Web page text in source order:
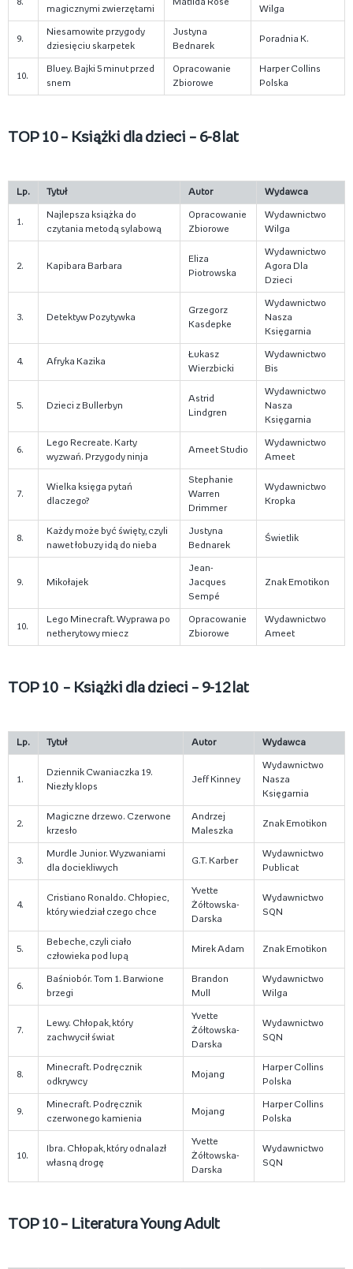
8.
magicznymi zwierzętami
Matilda Rose
Wilga
9.
Niesamowite przygody
dziesięciu skarpetek
Justyna
Bednarek
Poradnia K.
10.
Bluey. Bajki 5 minut przed
snem
Opracowanie
Zbiorowe
Harper Collins
Polska
TOP 10 – Książki dla dzieci – 6-8 lat
Lp. Tytuł Autor Wydawca
1.
Najlepsza książka do
czytania metodą sylabową
Opracowanie
Zbiorowe
Wydawnictwo
Wilga
2. Kapibara Barbara
Eliza
Piotrowska
Wydawnictwo
Agora Dla
Dzieci
3. Detektyw Pozytywka
Grzegorz
Kasdepke
Wydawnictwo
Nasza
Księgarnia
4. Afryka Kazika
Łukasz
Wierzbicki
Wydawnictwo
Bis
5. Dzieci z Bullerbyn
Astrid
Lindgren
Wydawnictwo
Nasza
Księgarnia
6.
Lego Recreate. Karty
wyzwań. Przygody ninja
Ameet Studio
Wydawnictwo
Ameet
7.
Wielka księga pytań
dlaczego?
Stephanie
Warren
Drimmer
Wydawnictwo
Kropka
8.
Każdy może być święty, czyli
nawet łobuzy idą do nieba
Justyna
Bednarek
Świetlik
9. Mikołajek
Jean-
Jacques
Sempé
Znak Emotikon
10.
Lego Minecraft. Wyprawa po
netherytowy miecz
Opracowanie
Zbiorowe
Wydawnictwo
Ameet
TOP 10 – Książki dla dzieci – 9-12 lat
Lp. Tytuł Autor Wydawca
1.
Dziennik Cwaniaczka 19.
Niezły klops
Jeff Kinney
Wydawnictwo
Nasza
Księgarnia
2.
Magiczne drzewo. Czerwone
krzesło
Andrzej
Maleszka
Znak Emotikon
3.
Murdle Junior. Wyzwaniami
dla dociekliwych
G.T. Karber
Wydawnictwo
Publicat
4.
Cristiano Ronaldo. Chłopiec,
który wiedział czego chce
Yvette
Żółtowska-
Darska
Wydawnictwo
SQN
5.
Bebeche, czyli ciało
człowieka pod lupą
Mirek Adam Znak Emotikon
6.
Baśniobór. Tom 1. Barwione
brzegi
Brandon
Mull
Wydawnictwo
Wilga
7.
Lewy. Chłopak, który
zachwycił świat
Yvette
Żółtowska-
Darska
Wydawnictwo
SQN
8.
Minecraft. Podręcznik
odkrywcy
Mojang
Harper Collins
Polska
9.
Minecraft. Podręcznik
czerwonego kamienia
Mojang
Harper Collins
Polska
10.
Ibra. Chłopak, który odnalazł
własną drogę
Yvette
Żółtowska-
Darska
Wydawnictwo
SQN
TOP 10 – Literatura Young Adult